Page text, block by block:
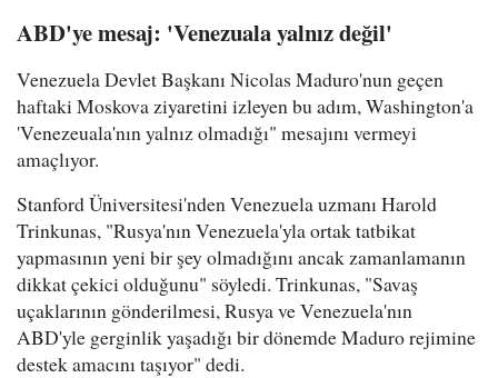
ABD'ye mesaj: 'Venezuala yalnız değil'
Venezuela Devlet Başkanı Nicolas Maduro'nun geçen
haftaki Moskova ziyaretini izleyen bu adım, Washington'a
'Venezeuala'nın yalnız olmadığı" mesajını vermeyi
amaçlıyor.
Stanford Üniversitesi'nden Venezuela uzmanı Harold
Trinkunas, "Rusya'nın Venezuela'yla ortak tatbikat
yapmasının yeni bir şey olmadığını ancak zamanlamanın
dikkat çekici olduğunu" söyledi. Trinkunas, "Savaş
uçaklarının gönderilmesi, Rusya ve Venezuela'nın
ABD'yle gerginlik yaşadığı bir dönemde Maduro rejimine
destek amacını taşıyor" dedi.